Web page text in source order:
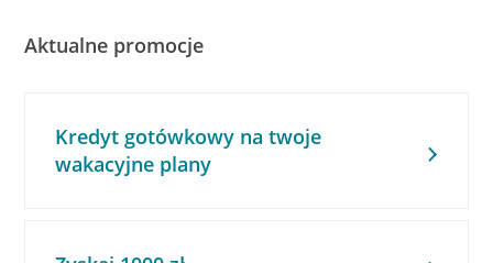
Aktualne promocje
Kredyt gotówkowy na twoje
wakacyjne plany